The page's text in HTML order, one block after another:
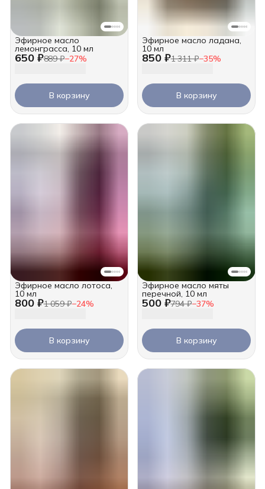
650 ₽889 ₽−27%
Эфирное масло
лемонграсса, 10 мл
В корзину
850 ₽1 311 ₽−35%
Эфирное масло ладана,
10 мл
В корзину
800 ₽1 059 ₽−24%
Эфирное масло лотоса,
10 мл
В корзину
500 ₽794 ₽−37%
Эфирное масло мяты
перечной, 10 мл
В корзину